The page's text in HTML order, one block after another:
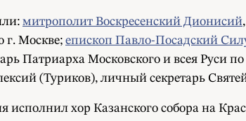
митрополит Воскресенский Дионисий
г. Москве; епископ Павло-Посадский
Патриарха Московского и всея Руси
(Туриков), личный секретарь
исполнил хор Казанского собора на